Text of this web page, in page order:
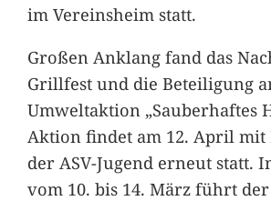
im Vereinsheim statt.
Großen Anklang fand das
Grillfest und die Beteiligung
Umweltaktion „Sauberhaftes
Aktion findet am 12. April mit
der ASV-Jugend erneut statt.
vom 10. bis 14. März führt